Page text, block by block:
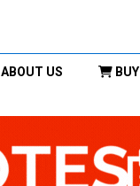
ABOUT US BUY